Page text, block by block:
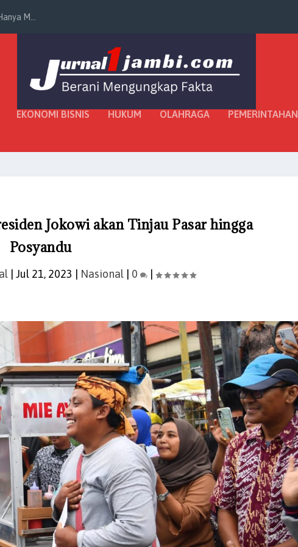
M...
EKONOMI BISNIS HUKUM OLAHRAGA PEMERINTAHAN
Jokowi akan Tinjau Pasar hingga
Posyandu
|Jul 21, 2023 Nasional 0 |